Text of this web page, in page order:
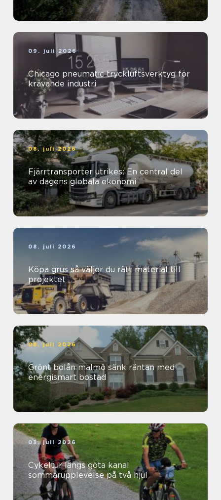
09. juli 2026
Chicago pneumatic tryckluftsverktyg för
krävande industri
08. juli 2026
Fjärrtransporter utrikes: En central del
av dagens globala ekonomi
08. juli 2026
Köpa grus så väljer du rätt material till
projektet
08. juli 2026
Grönt bolån malmö sänk räntan med
energismart bostad
03. juli 2026
Cykeltur längs göta kanal
sommarupplevelse på två hjul